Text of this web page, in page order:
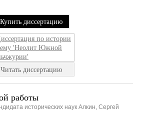
Купить диссертацию
Читать диссертацию
работы
исторических наук Алкин, Сергей